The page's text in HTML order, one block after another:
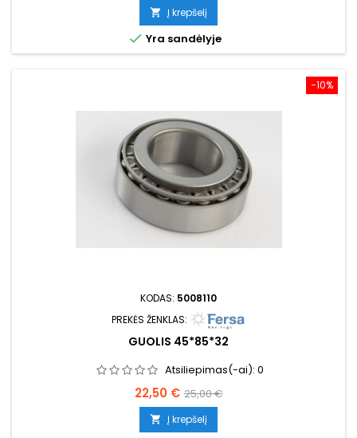
kaina
 Į krepšelį
 Yra sandėlyje
−10%
KODAS: 5008110
PREKĖS ŽENKLAS:
GUOLIS 45*85*32
Atsiliepimas(-ai): 0
Kaina
22,50 € Bazinė
kaina
25,00 €
 Į krepšelį